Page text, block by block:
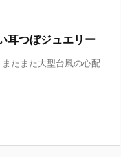
耳つぼジュエリー
たまた大型台風の心配